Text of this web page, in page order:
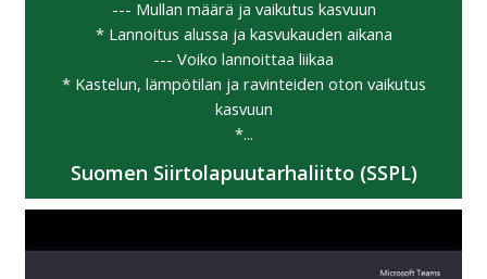
--- Mullan määrä ja vaikutus kasvuun
* Lannoitus alussa ja kasvukauden aikana
--- Voiko lannoittaa liikaa
* Kastelun, lämpötilan ja ravinteiden oton vaikutus
kasvuun
*...
Suomen Siirtolapuutarhaliitto (SSPL)